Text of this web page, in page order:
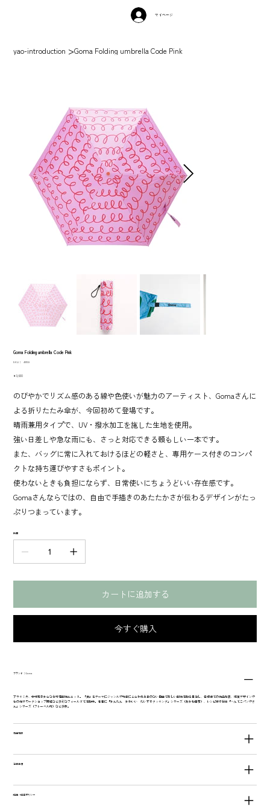
マイページ
yao-introduction >Goma Folding umbrella Code Pink
Goma Folding umbrella Code Pink
SKU：
SKU：
410133
価
￥3,630
のびやかでリズム感のある線や色使いが魅力のアーティスト、Gomaさんに
よる折りたたみ傘が、今回初めて登場です。
晴雨兼用タイプで、UV・撥水加工を施した生地を使用。
強い日差しや急な雨にも、さっと対応できる頼もしい一本です。
また、バッグに常に入れておけるほどの軽さと、専用ケース付きのコンパ
クトな持ち運びやすさもポイント。
使わないときも負担にならず、日常使いにちょうどいい存在感です。
Gomaさんならではの、自由で手描きのあたたかさが伝わるデザインがたっ
ぷりつまっています。
数量
カートに追加する
今すぐ購入
ブランド：Goma
アラキミカ、中村亮子からなる料理創作ユニット。 「食」をテーマにジャンルや物事にとらわれる事のない自由で新しい創作活動を目指し、各媒体での作品発表、雑貨デザインや
もの作りワークショップ開催など多彩なフィールドで活動中。 著書に『かんたん かわいい だいすきクッキング』シリーズ（あかね書房）、レシピ付き絵本『へんてこパンやさ
ん』シリーズ（フレーベル館）など多数。
商品情報
注意事項
返品・返金ポリシー